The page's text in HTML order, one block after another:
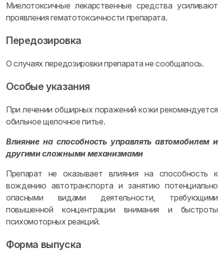
Миелотоксичные лекарственные средства усиливают
проявления гематотоксичности препарата.
Передозировка
О случаях передозировки препарата не сообщалось.
Особые указания
При лечении обширных поражений кожи рекомендуется
обильное щелочное питье.
Влияние на способность управлять автомобилем и
другими сложными механизмами
Препарат не оказывает влияния на способность к
вождению автотранспорта и занятию потенциально
опасными видами деятельности, требующими
повышенной концентрации внимания и быстроты
психомоторных реакций.
Форма выпуска